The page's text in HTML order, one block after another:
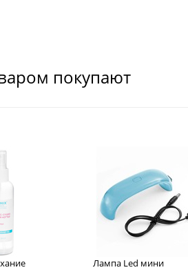
покупают
Лампа Led мини